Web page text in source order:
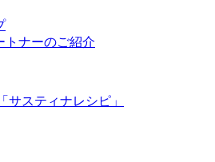
トナーのご紹介
サスティナレシピ」